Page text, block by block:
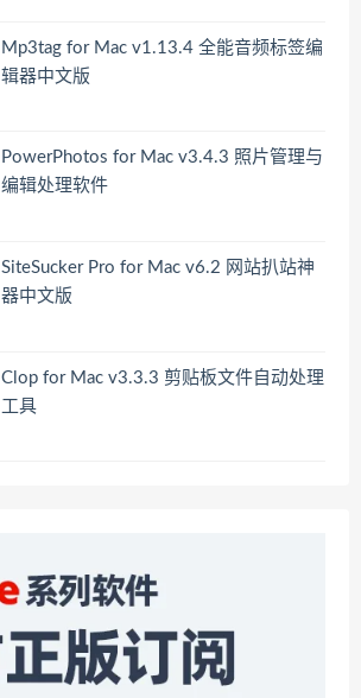
Mp3tag for Mac v1.13.4 全能音频标签编
辑器中文版
PowerPhotos for Mac v3.4.3 照片管理与
编辑处理软件
SiteSucker Pro for Mac v6.2 网站扒站神
器中文版
Clop for Mac v3.3.3 剪贴板文件自动处理
工具